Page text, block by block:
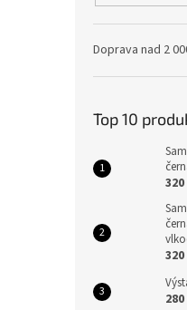
Doprava nad 2
Top 10